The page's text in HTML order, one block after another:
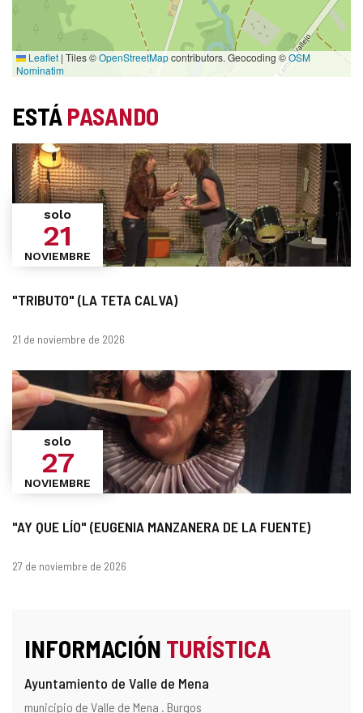
Leaflet | Tiles ©OpenStreetMapcontributors. Geocoding ©OSM
Nominatim
ESTÁPASANDO
"TRIBUTO" (LA TETA CALVA)
solo
21
NOVIEMBRE
Fechas
21 de noviembre de 2026
"AY QUE LÍO" (EUGENIA MANZANERA DE LA FUENTE)
solo
27
NOVIEMBRE
Fechas
27 de noviembre de 2026
INFORMACIÓN TURÍSTICA
Ayuntamiento de Valle de Mena
Dirección
Dirección
municipio de Valle de Mena . Burgos